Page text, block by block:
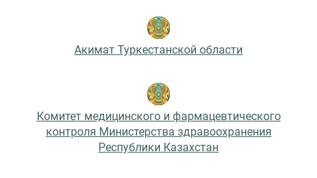
Акимат Туркестанской области
Комитет медицинского и фармацевтического
контроля Министерства здравоохранения
Республики Казахстан